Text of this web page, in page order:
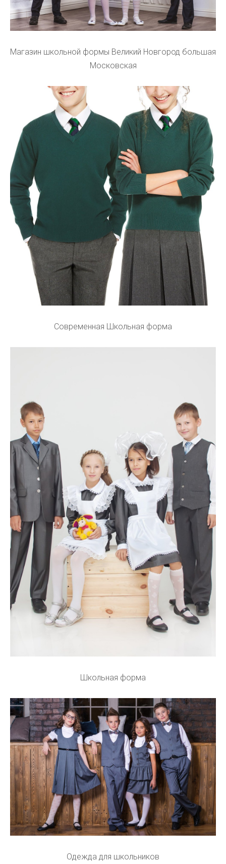
Магазин школьной формы Великий Новгород большая
Московская
Современная Школьная форма
Школьная форма
Одежда для школьников